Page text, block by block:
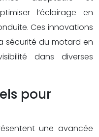
l’éclairage en
Ces innovations
sécurité du motard en
dans diverses
pour
une avancée